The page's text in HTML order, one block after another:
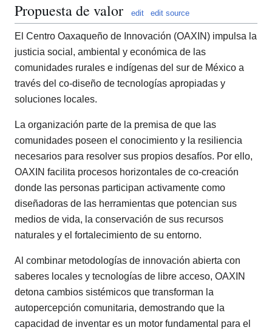
Propuesta de valor edit edit source
El Centro Oaxaqueño de Innovación (OAXIN) impulsa la
justicia social, ambiental y económica de las
comunidades rurales e indígenas del sur de México a
través del co-diseño de tecnologías apropiadas y
soluciones locales.
La organización parte de la premisa de que las
comunidades poseen el conocimiento y la resiliencia
necesarios para resolver sus propios desafíos. Por ello,
OAXIN facilita procesos horizontales de co-creación
donde las personas participan activamente como
diseñadoras de las herramientas que potencian sus
medios de vida, la conservación de sus recursos
naturales y el fortalecimiento de su entorno.
Al combinar metodologías de innovación abierta con
saberes locales y tecnologías de libre acceso, OAXIN
detona cambios sistémicos que transforman la
autopercepción comunitaria, demostrando que la
capacidad de inventar es un motor fundamental para el